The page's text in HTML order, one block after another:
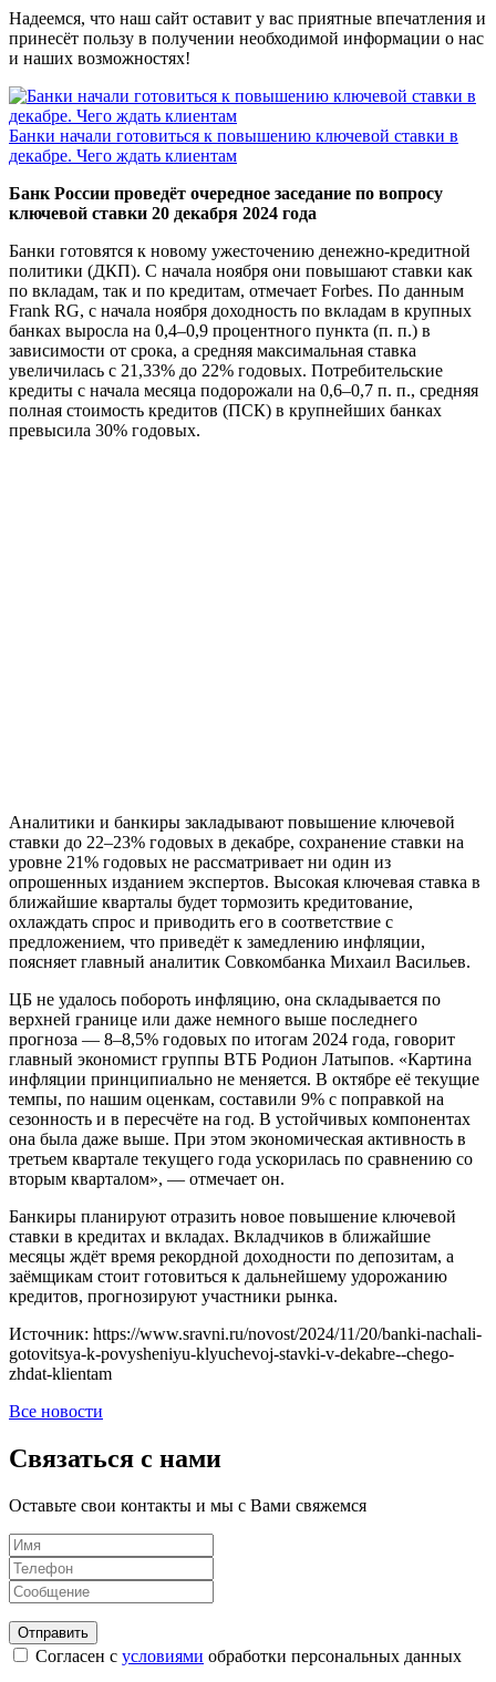
Надеемся, что наш сайт оставит у вас приятные впечатления и
принесёт пользу в получении необходимой информации о нас
и наших возможностях!
Банки начали готовиться к повышению ключевой ставки в
декабре. Чего ждать клиентам
Банк России проведёт очередное заседание по вопросу
ключевой ставки 20 декабря 2024 года
Банки готовятся к новому ужесточению денежно-кредитной
политики (ДКП). С начала ноября они повышают ставки как
по вкладам, так и по кредитам, отмечает Forbes. По данным
Frank RG, с начала ноября доходность по вкладам в крупных
банках выросла на 0,4–0,9 процентного пункта (п. п.) в
зависимости от срока, а средняя максимальная ставка
увеличилась с 21,33% до 22% годовых. Потребительские
кредиты с начала месяца подорожали на 0,6–0,7 п. п., средняя
полная стоимость кредитов (ПСК) в крупнейших банках
превысила 30% годовых.
Аналитики и банкиры закладывают повышение ключевой
ставки до 22–23% годовых в декабре, сохранение ставки на
уровне 21% годовых не рассматривает ни один из
опрошенных изданием экспертов. Высокая ключевая ставка в
ближайшие кварталы будет тормозить кредитование,
охлаждать спрос и приводить его в соответствие с
предложением, что приведёт к замедлению инфляции,
поясняет главный аналитик Совкомбанка Михаил Васильев.
ЦБ не удалось побороть инфляцию, она складывается по
верхней границе или даже немного выше последнего
прогноза — 8–8,5% годовых по итогам 2024 года, говорит
главный экономист группы ВТБ Родион Латыпов. «Картина
инфляции принципиально не меняется. В октябре её текущие
темпы, по нашим оценкам, составили 9% с поправкой на
сезонность и в пересчёте на год. В устойчивых компонентах
она была даже выше. При этом экономическая активность в
третьем квартале текущего года ускорилась по сравнению со
вторым кварталом», — отмечает он.
Банкиры планируют отразить новое повышение ключевой
ставки в кредитах и вкладах. Вкладчиков в ближайшие
месяцы ждёт время рекордной доходности по депозитам, а
заёмщикам стоит готовиться к дальнейшему удорожанию
кредитов, прогнозируют участники рынка.
Источник: https://www.sravni.ru/novost/2024/11/20/banki-nachali-
gotovitsya-k-povysheniyu-klyuchevoj-stavki-v-dekabre--chego-
zhdat-klientam
Все новости
Связаться с нами
Оставьте свои контакты и мы с Вами свяжемся
Согласен с условиями обработки персональных данных